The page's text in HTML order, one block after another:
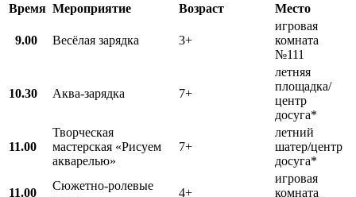
Время Мероприятие Возраст Место
9.00 Весёлая зарядка 3+
игровая
комната
№111
10.30 Аква-зарядка 7+
летняя
площадка/
центр
досуга*
11.00
Творческая
мастерская «Рисуем
акварелью»
7+
летний
шатер/центр
досуга*
11.00
Сюжетно-ролевые
4+
игровая
комната